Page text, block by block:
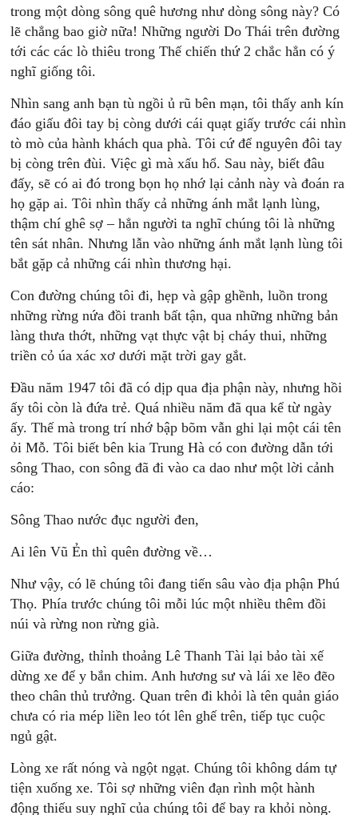
trong một dòng sông quê hương như dòng sông này? Có
lẽ chẳng bao giờ nữa! Những người Do Thái trên đường
tới các các lò thiêu trong Thế chiến thứ 2 chắc hẳn có ý
nghĩ giống tôi.
Nhìn sang anh bạn tù ngồi ủ rũ bên mạn, tôi thấy anh kín
đáo giấu đôi tay bị còng dưới cái quạt giấy trước cái nhìn
tò mò của hành khách qua phà. Tôi cứ để nguyên đôi tay
bị còng trên đùi. Việc gì mà xấu hổ. Sau này, biết đâu
đấy, sẽ có ai đó trong bọn họ nhớ lại cảnh này và đoán ra
họ gặp ai. Tôi nhìn thấy cả những ánh mắt lạnh lùng,
thậm chí ghê sợ – hẳn người ta nghĩ chúng tôi là những
tên sát nhân. Nhưng lẫn vào những ánh mắt lạnh lùng tôi
bắt gặp cả những cái nhìn thương hại.
Con đường chúng tôi đi, hẹp và gập ghềnh, luồn trong
những rừng nứa đồi tranh bất tận, qua những những bản
làng thưa thớt, những vạt thực vật bị cháy thui, những
triền cỏ úa xác xơ dưới mặt trời gay gắt.
Ðầu năm 1947 tôi đã có dịp qua địa phận này, nhưng hồi
ấy tôi còn là đứa trẻ. Quá nhiều năm đã qua kể từ ngày
ấy. Thế mà trong trí nhớ bập bõm vẫn ghi lại một cái tên
ỏi Mỗ. Tôi biết bên kia Trung Hà có con đường dẫn tới
sông Thao, con sông đã đi vào ca dao như một lời cảnh
cáo:
Sông Thao nước đục người đen,
Ai lên Vũ Ẻn thì quên đường về…
Như vậy, có lẽ chúng tôi đang tiến sâu vào địa phận Phú
Thọ. Phía trước chúng tôi mỗi lúc một nhiều thêm đồi
núi và rừng non rừng già.
Giữa đường, thỉnh thoảng Lê Thanh Tài lại bảo tài xế
dừng xe để y bắn chim. Anh hương sư và lái xe lẽo đẽo
theo chân thủ trưởng. Quan trên đi khỏi là tên quản giáo
chưa có ria mép liền leo tót lên ghế trên, tiếp tục cuộc
ngủ gật.
Lòng xe rất nóng và ngột ngạt. Chúng tôi không dám tự
tiện xuống xe. Tôi sợ những viên đạn rình một hành
động thiếu suy nghĩ của chúng tôi để bay ra khỏi nòng.